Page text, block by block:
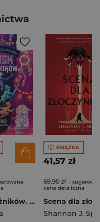
Blask strażników. K-Pop Academy. Tom 4
KSIĄŻKA
41,57 zł
69,90 zł -
cena detaliczna
Shannon J.